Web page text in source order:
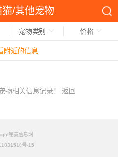
/其他宠物
宠物类别 价格
附近的信息
物相关信息记录！ 返回
铭竟信息网
号-15